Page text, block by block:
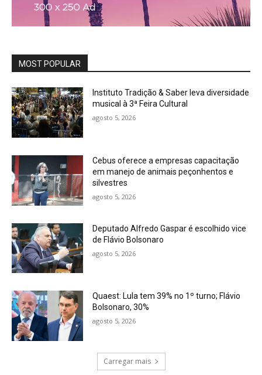
MOST POPULAR
Instituto Tradição & Saber leva diversidade
musical à 3ª Feira Cultural
agosto 5, 2026
Cebus oferece a empresas capacitação
em manejo de animais peçonhentos e
silvestres
agosto 5, 2026
Deputado Alfredo Gaspar é escolhido vice
de Flávio Bolsonaro
agosto 5, 2026
Quaest: Lula tem 39% no 1º turno; Flávio
Bolsonaro, 30%
agosto 5, 2026
Carregar mais